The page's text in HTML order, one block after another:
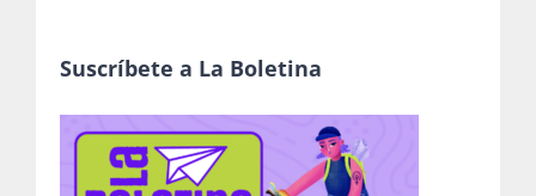
Suscríbete a La Boletina